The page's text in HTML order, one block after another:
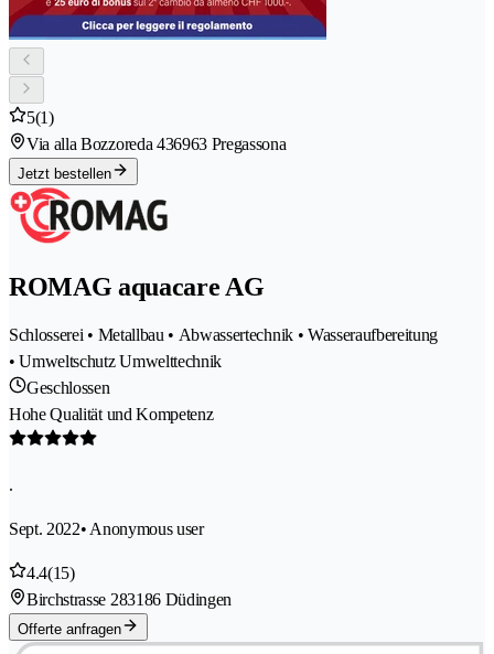
5(1)
Via alla Bozzoreda 436963 Pregassona
Jetzt bestellen
ROMAG aquacare AG
Schlosserei • Metallbau • Abwassertechnik • Wasseraufbereitung
• Umweltschutz Umwelttechnik
Geschlossen
Hohe Qualität und Kompetenz
.
Sept. 2022• Anonymous user
4.4(15)
Birchstrasse 283186 Düdingen
Offerte anfragen